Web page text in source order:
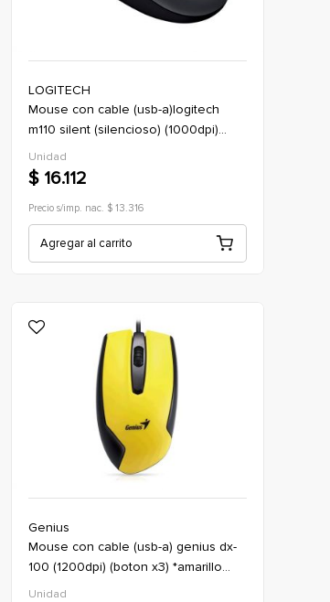
LOGITECH
mouse con cable (usb-a)logitech
m110 silent (silencioso) (1000dpi)
(boton x3) *negro (oficina)
Unidad
$ 16.112
Precio s/imp. nac. $ 13.316
Agregar al carrito
Genius
mouse con cable (usb-a) genius dx-
100 (1200dpi) (boton x3) *amarillo
(oficina)
Unidad